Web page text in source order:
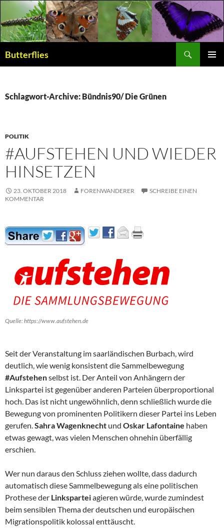
Butterflies
Schlagwort-Archive: Bündnis90/ Die Grünen
POLITIK
#AUFSTEHEN UND WIEDER
HINSETZEN
23. OKTOBER 2018 FORENWANDERER
SCHREIBE EINEN
KOMMENTAR
Quelle: https://www.aufstehen.de
Seit der Veranstaltung im saarländischen Burbach, wird
deutlich, wie wenig konsistent die Sammelbewegung
#Aufstehenselbst ist. Der Anteil von Anhängern der
Linkspartei ist gegenüber anderen Parteien überproportional
hoch. Das ist nicht ungewöhnlich, denn schließlich wurde die
Bewegung von prominenten Politikern dieser Partei ins Leben
gerufen.Sahra Wagenknecht und Oskar Lafontaine haben
etwas gewagt, was vielen Menschen ohnehin überfällig
erschien.
Wer nun daraus den Schluss ziehen wollte, dass dadurch
automatisch diese Sammelbewegung als eine politischen
Prothese der Linksparteiagieren würde, wurde zumindest
beim sensiblen Thema der deutschen und europäischen
Migrationspolitik kolossal enttäuscht.